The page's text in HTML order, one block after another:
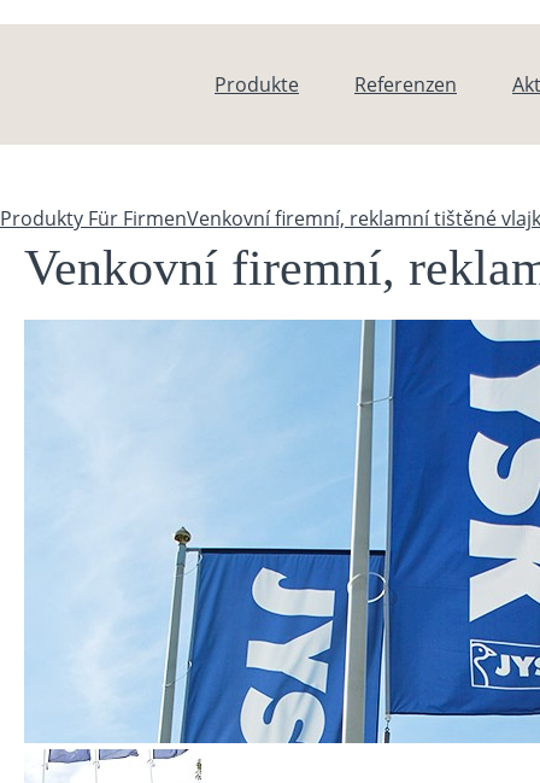
Produkte
Referenzen
Sie sind hier
Produkty Für FirmenVenkovní firemní, reklamní tištěné
Venkovní firemní,